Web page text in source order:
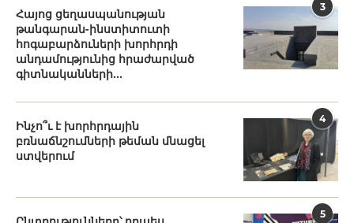
3
Հայոց ցեղասպանության
թանգարան-ինստիտուտի
հոգաբարձուների խորհրդի
անդամությունից հրաժարված
գիտնականների...
4
Ինչո՞ւ է խորհրդային
բռնաճնշումների թեման մնացել
ստվերում
5